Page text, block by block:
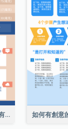
过多的盐如何对身体有害信息图表